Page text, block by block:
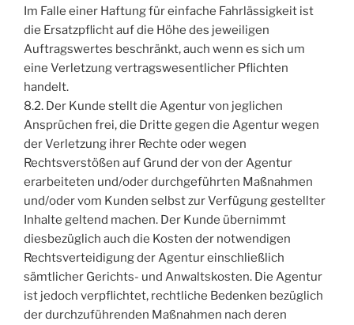
Im Falle einer Haftung für einfache Fahrlässigkeit ist
die Ersatzpflicht auf die Höhe des jeweiligen
Auftragswertes beschränkt, auch wenn es sich um
eine Verletzung vertragswesentlicher Pflichten
handelt.
8.2. Der Kunde stellt die Agentur von jeglichen
Ansprüchen frei, die Dritte gegen die Agentur wegen
der Verletzung ihrer Rechte oder wegen
Rechtsverstößen auf Grund der von der Agentur
erarbeiteten und/oder durchgeführten Maßnahmen
und/oder vom Kunden selbst zur Verfügung gestellter
Inhalte geltend machen. Der Kunde übernimmt
diesbezüglich auch die Kosten der notwendigen
Rechtsverteidigung der Agentur einschließlich
sämtlicher Gerichts- und Anwaltskosten. Die Agentur
ist jedoch verpflichtet, rechtliche Bedenken bezüglich
der durchzuführenden Maßnahmen nach deren